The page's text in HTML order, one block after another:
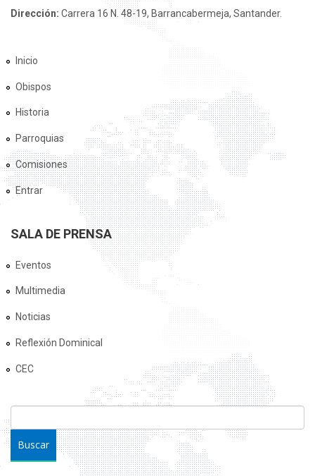
Dirección: Carrera 16 N. 48-19, Barrancabermeja, Santander.
Inicio
Obispos
Historia
Parroquias
Comisiones
Entrar
SALA DE PRENSA
Eventos
Multimedia
Noticias
Reflexión Dominical
CEC
FORMULARIO DE BÚSQUEDA